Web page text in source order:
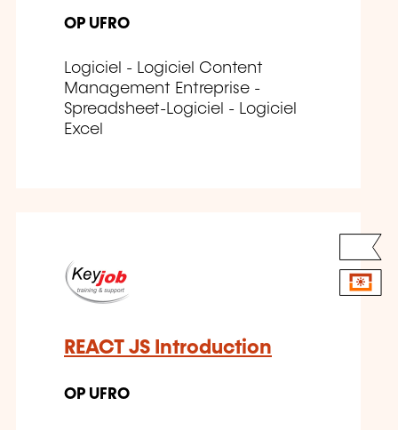
OP UFRO
Logiciel - Logiciel Content
Management Entreprise -
Spreadsheet-Logiciel - Logiciel
Excel
REACT JS Introduction
OP UFRO